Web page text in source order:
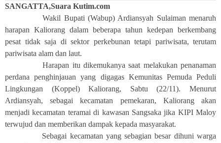
SANGATTA,Suara Kutim.com
Wakil Bupati (Wabup) Ardiansyah Sulaiman menaruh
harapan Kaliorang dalam beberapa tahun kedepan berkembang
pesat tidak saja di sektor perkebunan tetapi pariwisata, terutam
pariwisata alam dan laut.
Harapan itu dikemukanya saat melakukan penanaman
perdana penghinjauan yang digagas Kemunitas Pemuda Peduli
Lingkungan (Koppel) Kaliorang, Sabtu (22/11). Menurut
Ardiansyah, sebagai kecamatan pemekaran, Kaliorang akan
menjadi kecamatan teramai di kawasan Sangsaka jika KIPI Maloy
terwujud dan memberikan dampak kepada masyarakat.
Sebagai kecamatan yang sebagian besar dihuni warga